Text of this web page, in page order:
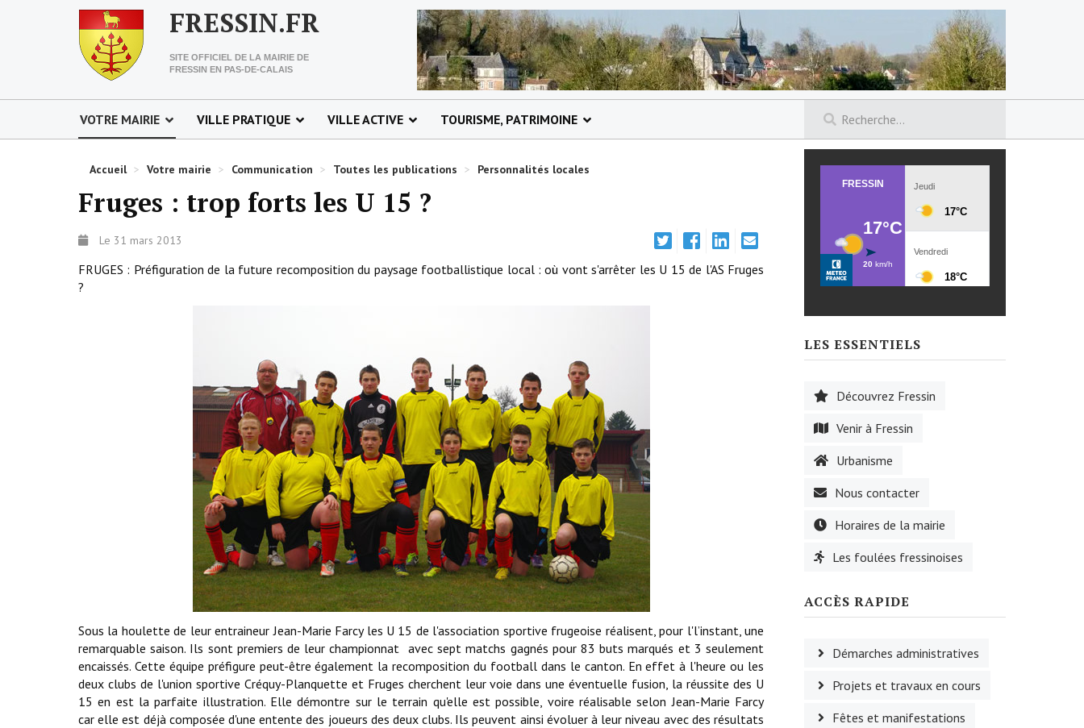
FRESSIN.FR
SITE OFFICIEL DE LA MAIRIE DE
FRESSIN EN PAS-DE-CALAIS
VOTRE MAIRIE VILLE PRATIQUE VILLE ACTIVE TOURISME, PATRIMOINE
Accueil > Votre mairie > Communication > Toutes les publications > Personnalités locales
Fruges : trop forts les U 15 ?
Le 31 mars 2013
FRUGES : Préfiguration de la future recomposition du paysage footballistique local : où vont s'arrêter les U 15 de l'AS Fruges
?
Sous la houlette de leur entraineur Jean-Marie Farcy les U 15 de l'association sportive frugeoise réalisent, pour l'l’instant, une
remarquable saison. Ils sont premiers de leur championnat avec sept matchs gagnés pour 83 buts marqués et 3 seulement
encaissés. Cette équipe préfigure peut-être également la recomposition du football dans le canton. En effet à l'heure ou les
deux clubs de l'union sportive Créquy-Planquette et Fruges cherchent leur voie dans une éventuelle fusion, la réussite des U
15 en est la parfaite illustration. Elle démontre sur le terrain qu'elle est possible, voire réalisable selon Jean-Marie Farcy
car elle est déjà composée d'une entente des joueurs des deux clubs. Ils peuvent ainsi évoluer à leur niveau avec des résultats
LES ESSENTIELS
Découvrez Fressin
Venir à Fressin
Urbanisme
Nous contacter
Horaires de la mairie
Les foulées fressinoises
ACCÈS RAPIDE
Démarches administratives
Projets et travaux en cours
Fêtes et manifestations